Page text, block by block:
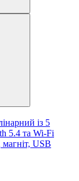
із 5
5.4 та Wi-Fi
USB